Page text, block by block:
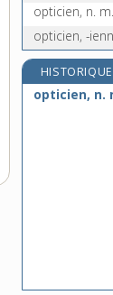
opticien, n. m.
opticien, -
opticien, n.